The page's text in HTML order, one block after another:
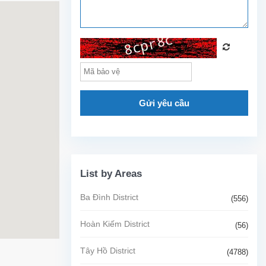
Gửi yêu cầu
List by Areas
Ba Đình District (556)
Hoàn Kiếm District (56)
Tây Hồ District (4788)